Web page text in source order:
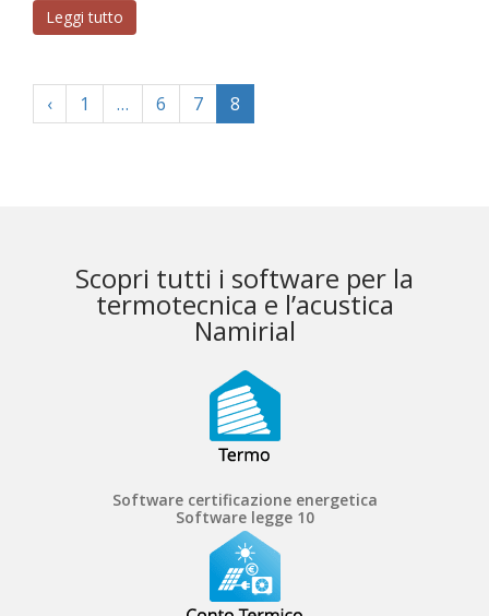
Leggi tutto
‹ 1 … 6 7 8
Scopri tutti i software per la
termotecnica e l’acustica
Namirial
Software certificazione energetica
Software legge 10